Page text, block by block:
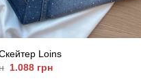
Loins
Оригінальна
1.088 грнПоточна